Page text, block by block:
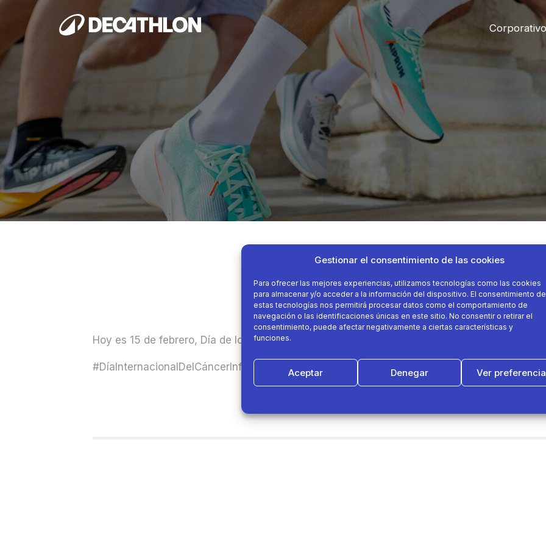
Gestionar el consentimiento de las cookies
Para ofrecer las mejores experiencias, utilizamos tecnologías como las cookies
para almacenar y/o acceder a la información del dispositivo. El consentimiento de
estas tecnologías nos permitirá procesar datos como el comportamiento de
navegación o las identificaciones únicas en este sitio. No consentir o retirar el
consentimiento, puede afectar negativamente a ciertas características y
funciones.
Aceptar Denegar Ver
Corporativo
Hoy es 15 de febrero, Día de los pequeños Valientes
#DíaInternacionalDelCáncerInfantil https://t.co/9kyCdhBO5A